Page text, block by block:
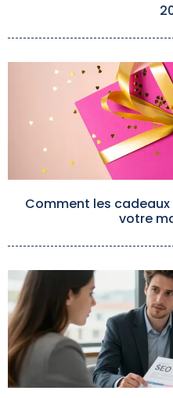
Comment les
votre